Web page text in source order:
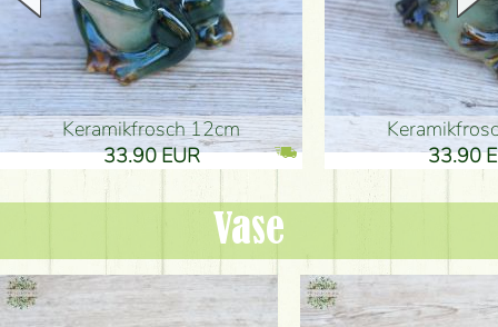
Keramikfrosch 12cm
33.90 EUR
33.90
Vase